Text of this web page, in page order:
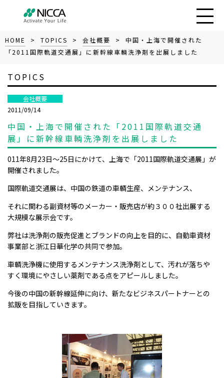
HOME > TOPICS > 会社概要
> 中国・上海で開催された
「2011国際軌道交通展」に新幹線車輌洗浄剤を出展しました
TOPICS
会社概要
2011/09/14
中国・上海で開催された「2011国際軌道交通
展」に新幹線車輌洗浄剤を出展しました
011年8月23日～25日にかけて、上海で「2011国際軌道交通展」が
開催されました。
国際軌道交通展は、中国の鉄道の車輌生産、メンテナンス、
それに関わる副資材等のメーカー・販売店が約３００社出展する
大規模な展示会です。
弊社は洗浄剤の販売促進とブランドの向上を目的に、自動車資材
事業部と浙江日華化学の共同で参加。
車輌洗浄機に使用するメンテナンス洗浄剤として、汚れが落ちや
すく環境にやさしい薬剤である点をアピールしました。
今後の中国の新幹線延伸に向け、新たなビジネスパートナーとの
拡販を目指していきます。